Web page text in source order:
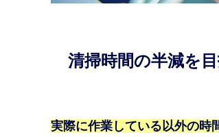
清掃時間の半減を
実際に作業している以外の時